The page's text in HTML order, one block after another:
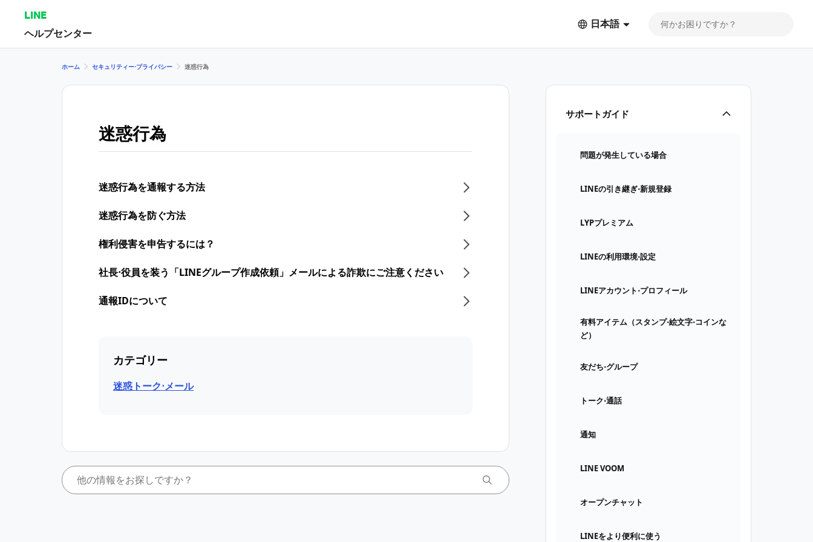
LINE
ヘルプセンター
日本語
サポートガイド
問題が発生している場合
LINEの引き継ぎ⋅新規登録
LYPプレミアム
LINEの利用環境⋅設定
LINEアカウント⋅プロフィール
有料アイテム（スタンプ⋅絵文字⋅コインな
ど）
友だち⋅グループ
トーク⋅通話
通知
LINE VOOM
オープンチャット
LINEをより便利に使う
ホーム セキュリティー⋅プライバシー 迷惑行為
迷惑行為
迷惑行為を通報する方法
迷惑行為を防ぐ方法
権利侵害を申告するには？
社長⋅役員を装う「LINEグループ作成依頼」メールによる詐欺にご注意ください
通報IDについて
カテゴリー
迷惑トーク⋅メール